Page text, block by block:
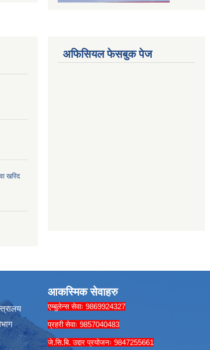
खरिद
अफिसियल फेसबुक पेज
आकस्मिक सेवाहरु
एम्बुलेन्स सेवाः 9869924327
प्रहरी सेवाः 9857040483
जे.सि.बि. उद्दार प्रयोजनः 9847255661